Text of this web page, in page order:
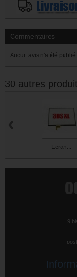
Commentaires
Aucun avis n'a été publié
30 autres
Ecran...
‹
9